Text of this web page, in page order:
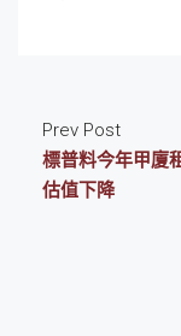
Prev Post
標普料今年甲廈
估值下降